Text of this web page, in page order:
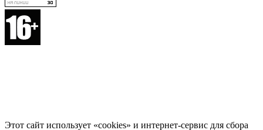
Этот сайт использует «cookies» и интернет-сервис для сбора